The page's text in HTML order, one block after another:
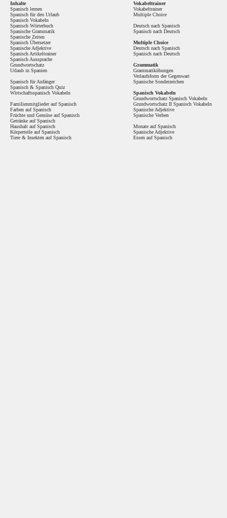
Inhalte
Spanisch lernen
Spanisch für den Urlaub
Spanisch Vokabeln
Spanisch Wörterbuch
Spanische Grammatik
Spanische Zeiten
Spanisch Übersetzer
Spanische Adjektive
Spanisch Artikeltrainer
Spanisch Aussprache
Grundwortschatz
Urlaub in Spanien
Spanisch für Anfänger
Spanisch & Spanisch Quiz
Wirtschaftsspanisch Vokabeln
Familienmitglieder auf Spanisch
Farben auf Spanisch
Früchte und Gemüse auf Spanisch
Getränke auf Spanisch
Haushalt auf Spanisch
Körperteile auf Spanisch
Tiere & Insekten auf Spanisch
Vokabeltrainer
Vokabeltrainer
Multiple Choice
Deutsch nach Spanisch
Spanisch nach Deutsch
Multiple Choice
Deutsch nach Spanisch
Spanisch nach Deutsch
Grammatik
Grammatikübungen
Verlaufsform der Gegenwart
Spanische Sonderzeichen
Spanisch Vokabeln
Grundwortschatz Spanisch Vokabeln
Grundwortschatz II Spanisch Vokabeln
Spanische Adjektive
Spanische Verben
Monate auf Spanisch
Spanische Adjektive
Essen auf Spanisch